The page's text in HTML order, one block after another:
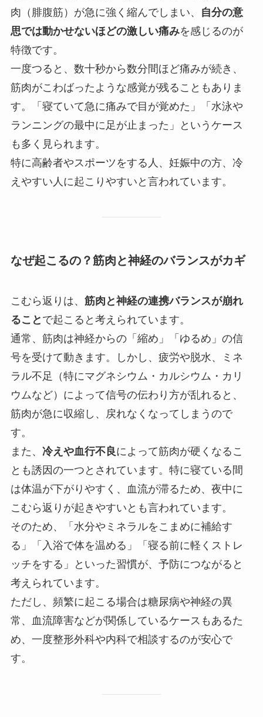
肉（腓腹筋）が急に強く縮んでしまい、
自分の意
思では動かせないほどの激しい痛みを感じるのが
特徴です。
一度つると、数十秒から数分間ほど痛みが続き、
筋肉がこわばったような感覚が残ることもありま
す。「寝ていて急に痛みで目が覚めた」「水泳や
ランニングの最中に足が止まった」というケース
も多く見られます。
特に高齢者やスポーツをする人、妊娠中の方、冷
えやすい人に起こりやすいと言われています。
なぜ起こるの？筋肉と神経のバランスがカギ
こむら返りは、 筋肉と神経の連携バランスが崩れ
ること で起こると考えられています。
通常、筋肉は神経からの「縮め」「ゆるめ」の信
号を受けて動きます。しかし、疲労や脱水、ミネ
ラル不足（特にマグネシウム・カルシウム・カリ
ウムなど）によって信号の伝わり方が乱れると、
筋肉が急に収縮し、戻れなくなってしまうので
す。
また、 冷えや血行不良によって筋肉が硬くなるこ
とも誘因の一つとされています。特に寝ている間
は体温が下がりやすく、血流が滞るため、夜中に
こむら返りが起きやすいとも言われています。
そのため、「水分やミネラルをこまめに補給す
る」「入浴で体を温める」「寝る前に軽くストレ
ッチをする」といった習慣が、予防につながると
考えられています。
ただし、頻繁に起こる場合は糖尿病や神経の異
常、血流障害などが関係しているケースもあるた
め、一度整形外科や内科で相談するのが安心で
す。